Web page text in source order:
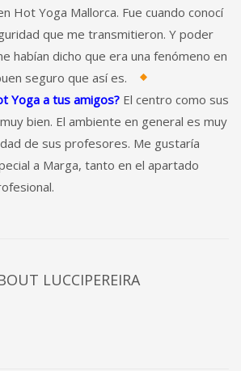
Hot Yoga Mallorca. Fue cuando conocí
que me transmitieron. Y poder
habían dicho que era una fenómeno en
seguro que así es.
Yoga a tus amigos? El centro como sus
bien. El ambiente en general es muy
de sus profesores. Me gustaría
a Marga, tanto en el apartado
LUCCIPEREIRA